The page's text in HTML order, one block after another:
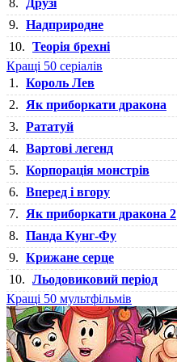
8. Друзі
9. Надприродне
10. Теорія брехні
Кращі 50 серіалів
1. Король Лев
2.
Як приборкати дракона
3. Рататуй
4. Вартові легенд
5. Корпорація монстрів
6. Вперед і вгору
7.
Як приборкати дракона 2
8. Панда Кунг-Фу
9. Крижане серце
10. Льодовиковий період
Кращі 50 мультфільмів